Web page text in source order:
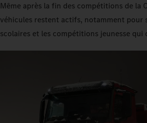
Même après la fin des compétitions de la
véhicules restent actifs, notamment pour
scolaires et les compétitions jeunesse